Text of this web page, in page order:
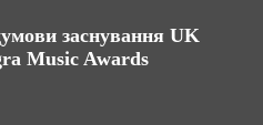
заснування UK
Music Awards